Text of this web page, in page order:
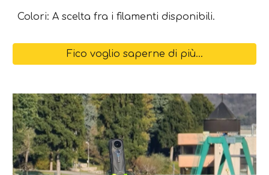
Colori: A scelta fra i filamenti disponibili.
Fico voglio saperne di più...